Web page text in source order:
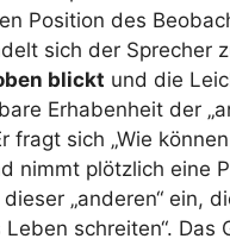
Position des
sich der Sprecher
blickt und die
Erhabenheit der
fragt sich „Wie
nimmt plötzlich eine
dieser „anderen“ ein,
Leben schreiten“. Das